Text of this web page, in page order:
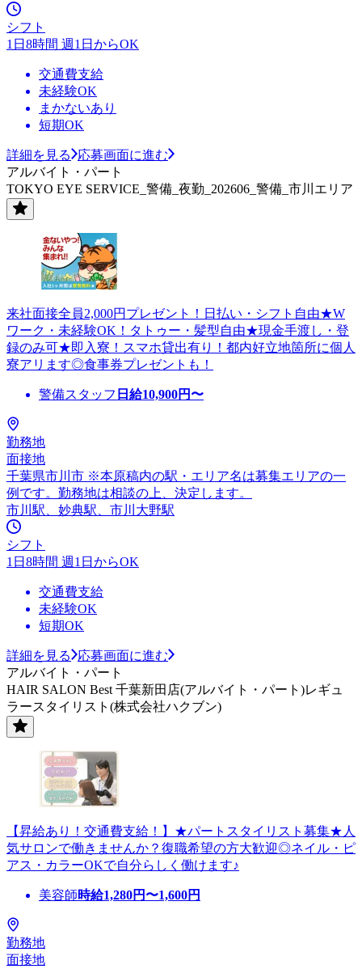
シフト
1日8時間 週1日からOK
交通費支給
未経験OK
まかないあり
短期OK
詳細を見る
応募画面に進む
アルバイト・パート
TOKYO EYE SERVICE_警備_夜勤_202606_警備_市川エリア
来社面接全員2,000円プレゼント！日払い・シフト自由★W
ワーク・未経験OK！タトゥー・髪型自由★現金手渡し・登
録のみ可★即入寮！スマホ貸出有り！都内好立地箇所に個人
寮アリます◎食事券プレゼントも！
警備スタッフ 日給10,900円〜
勤務地
面接地
千葉県市川市 ※本原稿内の駅・エリア名は募集エリアの一
例です。勤務地は相談の上、決定します。
市川駅、妙典駅、市川大野駅
シフト
1日8時間 週1日からOK
交通費支給
未経験OK
短期OK
詳細を見る
応募画面に進む
アルバイト・パート
HAIR SALON Best 千葉新田店(アルバイト・パート)レギュ
ラースタイリスト(株式会社ハクブン)
【昇給あり！交通費支給！】★パートスタイリスト募集★人
気サロンで働きませんか？復職希望の方大歓迎◎ネイル・ピ
アス・カラーOKで自分らしく働けます♪
美容師時給1,280円〜1,600円
勤務地
面接地